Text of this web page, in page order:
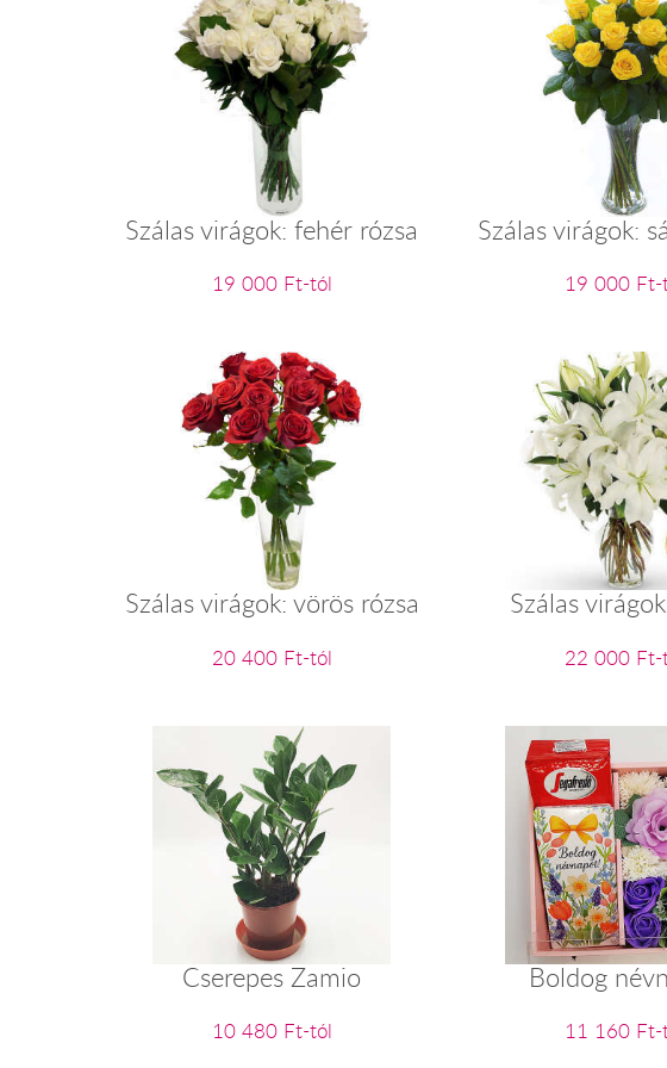
Szálas virágok: fehér rózsa
19 000 Ft-tól
Szálas virágok:
19 000 Ft-
Szálas virágok: vörös rózsa
20 400 Ft-tól
Szálas
22 000 Ft-
Cserepes Zamio
10 480 Ft-tól
Boldog
11 160 Ft-